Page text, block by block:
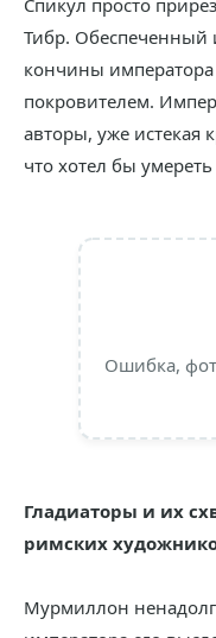
Спикул просто
Тибр. Обеспеченный
кончины императора
покровителем.
авторы, уже истекая
что хотел бы
Ошибка,
Гладиаторы и их
римских
Мурмиллон